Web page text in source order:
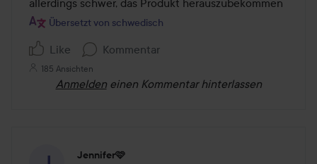
allerdings schwer, das Produkt herauszubekommen
Übersetzt von schwedisch
Like Kommentar
185 Ansichten
Anmelden einen Kommentar hinterlassen
Jennifer🩷